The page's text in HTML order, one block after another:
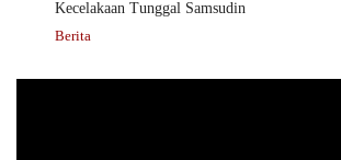
Kecelakaan Tunggal Samsudin
Berita